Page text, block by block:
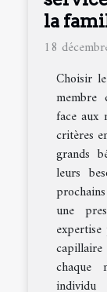
la
18
Choisir
face aux
critères
grands
leurs
une
chaque
individu